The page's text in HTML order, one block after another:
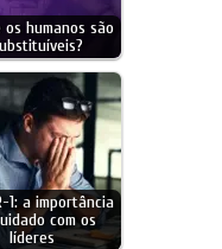
os humanos são
1: a importância
com os
líderes